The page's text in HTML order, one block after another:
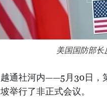
美国国防部长
越通社河内——5月30日，
坡举行了非正式会议。